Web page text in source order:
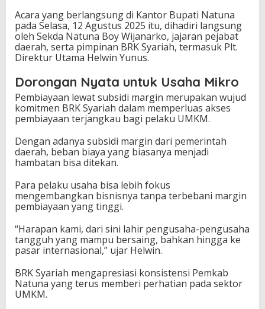
Acara yang berlangsung di Kantor Bupati Natuna
pada Selasa, 12 Agustus 2025 itu, dihadiri langsung
oleh Sekda Natuna Boy Wijanarko, jajaran pejabat
daerah, serta pimpinan BRK Syariah, termasuk Plt.
Direktur Utama Helwin Yunus.
Dorongan Nyata untuk Usaha Mikro
Pembiayaan lewat subsidi margin merupakan wujud
komitmen BRK Syariah dalam memperluas akses
pembiayaan terjangkau bagi pelaku UMKM.
Dengan adanya subsidi margin dari pemerintah
daerah, beban biaya yang biasanya menjadi
hambatan bisa ditekan.
Para pelaku usaha bisa lebih fokus
mengembangkan bisnisnya tanpa terbebani margin
pembiayaan yang tinggi.
“Harapan kami, dari sini lahir pengusaha-pengusaha
tangguh yang mampu bersaing, bahkan hingga ke
pasar internasional,” ujar Helwin.
BRK Syariah mengapresiasi konsistensi Pemkab
Natuna yang terus memberi perhatian pada sektor
UMKM.